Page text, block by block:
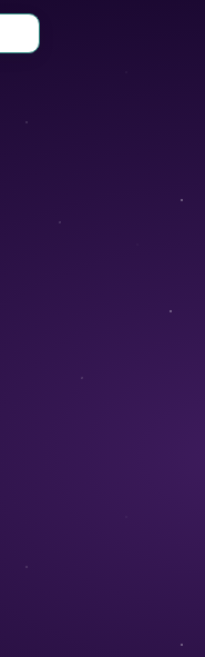
bicolor